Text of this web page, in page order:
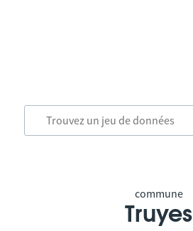
commune
Truyes